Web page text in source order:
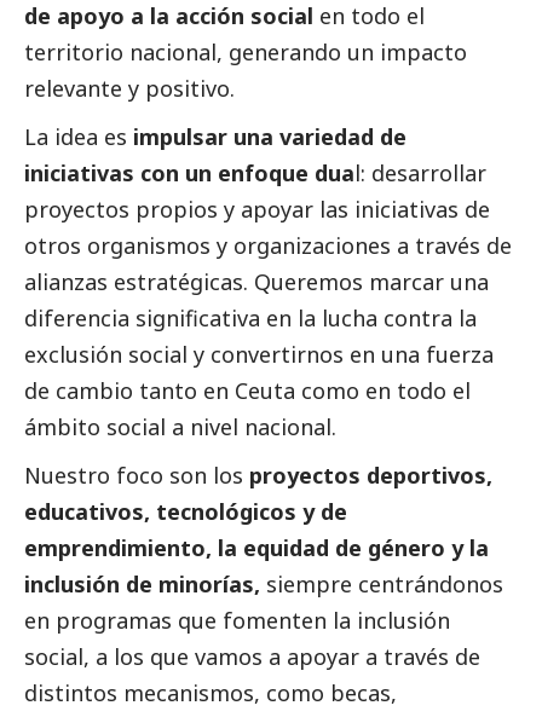
de apoyo a la acción social en todo el
territorio nacional, generando un impacto
relevante y positivo.
La idea es impulsar una variedad de
iniciativas con un enfoque dual: desarrollar
proyectos propios y apoyar las iniciativas de
otros organismos y organizaciones a través de
alianzas estratégicas. Queremos marcar una
diferencia significativa en la lucha contra la
exclusión social y convertirnos en una fuerza
de cambio tanto en Ceuta como en todo el
ámbito social a nivel nacional.
Nuestro foco son los proyectos deportivos,
educativos, tecnológicos y de
emprendimiento, la equidad de género y la
inclusión de minorías, siempre centrándonos
en programas que fomenten la inclusión
social, a los que vamos a apoyar a través de
distintos mecanismos, como becas,